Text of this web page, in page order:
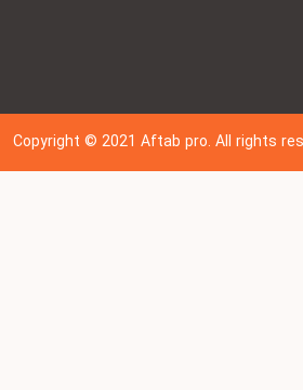
Copyright © 202 1Aftab pro. All rights